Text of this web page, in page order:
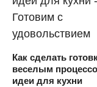
Как сделать
веселым
идеи для кухни